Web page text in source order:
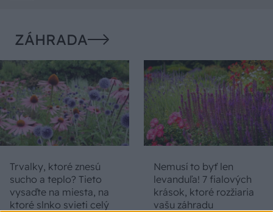
ZÁHRADA
Trvalky, ktoré znesú
sucho a teplo? Tieto
vysaďte na miesta, na
ktoré slnko svieti celý
Nemusí to byť len
levanduľa! 7 fialových
krások, ktoré rozžiaria
vašu záhradu